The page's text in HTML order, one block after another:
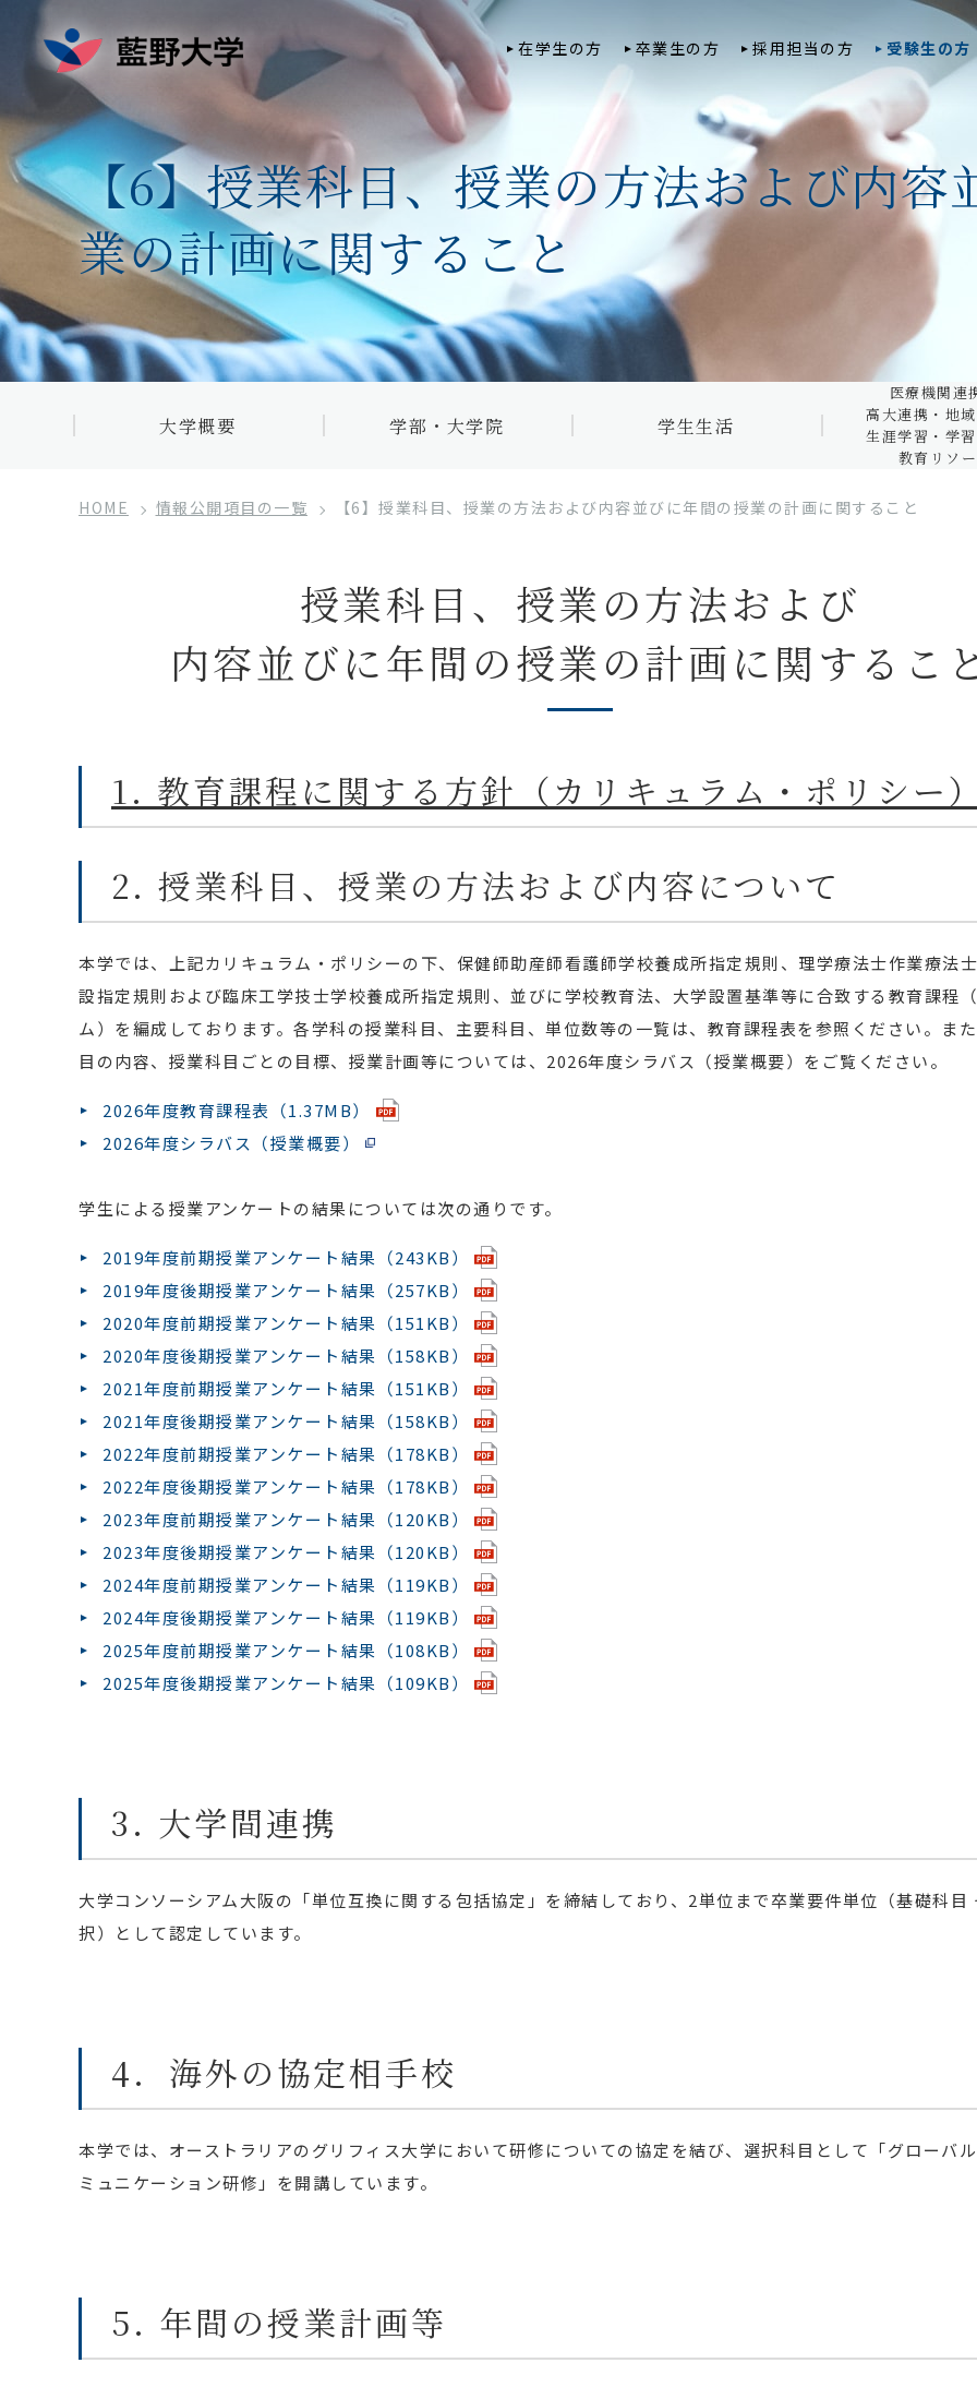
在学生の方 卒業生の方 採用担当の方 受験生の方
大学概要
大学概要トップ
目的・教育理念
学長メッセージ
5つの強み
3つのポリシー
藍野大学広報誌
学部・大学院
学部・大学院トップ
教職課程
理学療法学科
作業療法学科
臨床工学科
健康科学科
ス・AI教育プログラム
臨床工学専攻科
大学院 看護学研究科
大学院 健康科学研究科
教員紹介
シラバス公開システム
学生生活
学生生活トップ
年間行事
キャンパスマップ・設備
相談窓口
学費・奨学金制度・授業料
ひとり暮らしサポート
課外活動
自治会
スチュ
ト・ジョ
修学支援
申請書
医療機関連
高大連携・地
生涯学習・学
教育リソ
医療機関連
地域貢献・
・教育リソ
医療機関連携
高大連携
市民公開講座
地域連携プ
SDGs達成に
藍野大学の
【6】授業科目、授業の方法および内容
業の計画に関すること
HOME 情報公開項目の一覧 【6】授業科目、授業の方法および内容並びに年間の授業の計画に関すること
授業科目、授業の方法および
内容並びに年間の授業の計画に関するこ
1. 教育課程に関する方針（カリキュラム・ポリシー
2. 授業科目、授業の方法および内容について
本学では、上記カリキュラム・ポリシーの下、保健師助産師看護師学校養成所指定規則、理学療法士作業療法
設指定規則および臨床工学技士学校養成所指定規則、並びに学校教育法、大学設置基準等に合致する教育課程
ム）を編成しております。各学科の授業科目、主要科目、単位数等の一覧は、 教育課程表を参照ください。ま
目の内容、授業科目ごとの目標、授業計画等については、2026年度シラバス（授業概要）をご覧ください。
2026年度教育課程表（1.37MB）
2026年度シラバス（授業概要）
学生による授業アンケートの結果については次の通りです。
2019年度前期授業アンケート結果（243KB）
2019年度後期授業アンケート結果（257KB）
2020年度前期授業アンケート結果（151KB）
2020年度後期授業アンケート結果（158KB）
2021年度前期授業アンケート結果（151KB）
2021年度後期授業アンケート結果（158KB）
2022年度前期授業アンケート結果（178KB）
2022年度後期授業アンケート結果（178KB）
2023年度前期授業アンケート結果（120KB）
2023年度後期授業アンケート結果（120KB）
2024年度前期授業アンケート結果（119KB）
2024年度後期授業アンケート結果（119KB）
2025年度前期授業アンケート結果（108KB）
2025年度後期授業アンケート結果（109KB）
3. 大学間連携
大学コンソーシアム大阪の「単位互換に関する包括協定」を締結しており、2単位まで卒業要件単位（基礎科目
択）として認定しています。
4．海外の協定相手校
本学では、オーストラリアのグリフィス大学において研修についての協定を結び、選択科目として「グローバ
ミュニケーション研修」を開講しています。
5. 年間の授業計画等